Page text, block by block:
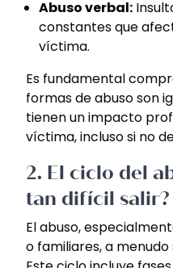
Abuso verbal:
constantes que
víctima.
Es fundamental
formas de abuso son
tienen un impacto
víctima, incluso si no
2. El ciclo del
tan difícil salir?
El abuso,
o familiares, a